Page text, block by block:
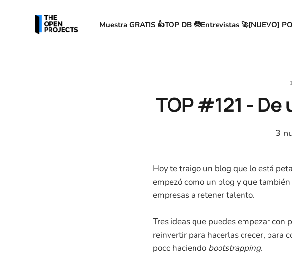
Muestra GRATIS 👍TOP DB 🤓Entrevistas 🚀[NUEVO]
TOP #121 -
3
Hoy te traigo un blog que lo está
empezó como un blog y que
empresas a retener talento.
Tres ideas que puedes empezar con
reinvertir para hacerlas crecer, para
poco haciendo bootstrapping.